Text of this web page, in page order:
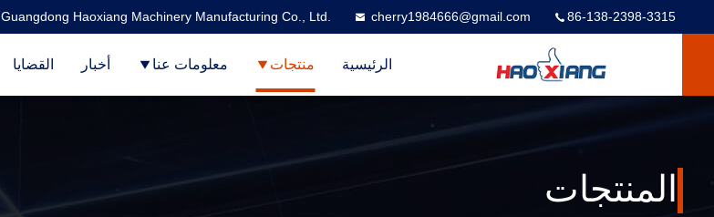
Guangdong Haoxiang Machinery Manufacturing Co., Ltd. cherry1984666@gmail.com 86-138-2398-3315
الرئيسية منتجات معلومات عنا أخبار القضايا
المنتجات